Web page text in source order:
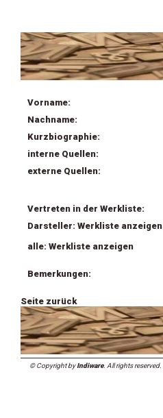
Vorname:
Nachname:
Kurzbiographie:
interne Quellen:
externe Quellen:
Vertreten in der Werkliste:
Darsteller: Werkliste anzeigen
alle: Werkliste anzeigen
Bemerkungen:
Seite zurück
© Copyright byIndiware. All rights reserved.